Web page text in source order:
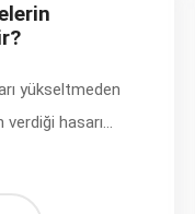
yükseltmeden
verdiği hasarı...